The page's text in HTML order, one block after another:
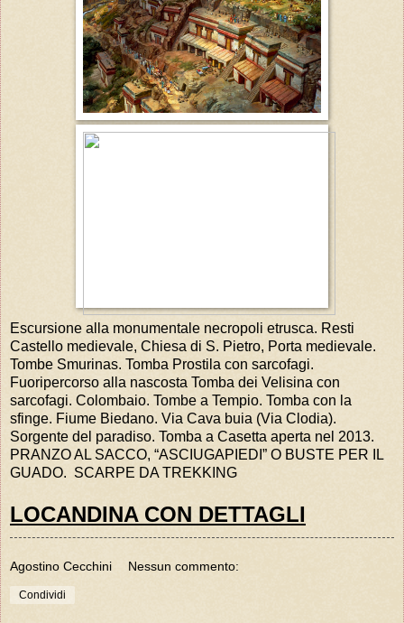
Escursione alla monumentale necropoli etrusca. Resti
Castello medievale, Chiesa di S. Pietro, Porta medievale.
Tombe Smurinas. Tomba Prostila con sarcofagi.
Fuoripercorso alla nascosta Tomba dei Velisina con
sarcofagi. Colombaio. Tombe a Tempio. Tomba con la
sfinge. Fiume Biedano. Via Cava buia (Via Clodia).
Sorgente del paradiso. Tomba a Casetta aperta nel 2013.
PRANZO AL SACCO, “ASCIUGAPIEDI” O BUSTE PER IL
GUADO. SCARPE DA TREKKING
LOCANDINA CON DETTAGLI
Agostino Cecchini Nessun commento:
Condividi